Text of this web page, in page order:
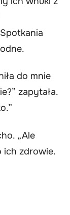
do mnie
zapytała.
„Ale
ich zdrowie.